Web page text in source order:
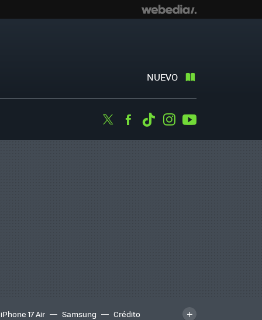
NUEVO
TwitterFacebook
TiktokInstagram
iPhone 17 Air Samsung
Crédito